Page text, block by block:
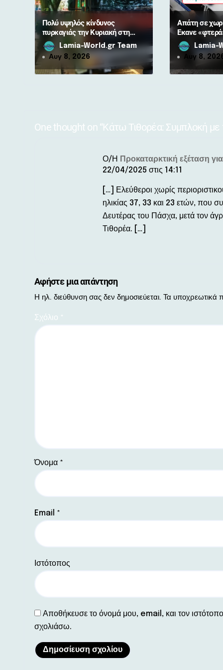
ρ
ω
ν
Πολύ υψηλός κίνδυνος
πυρκαγιάς την Κυριακή στη
Φθιώτιδα: Απαγόρευση
κυκλοφορίας σε δάση και
περιοχές NATURA
Lamia-World.gr Team
Αυγ 8, 2026
Απάτη σε
Έκανε
10.000 ευρώ
Lamia-
Αυγ 8,
One thought on “Κάτω Τιθορέα: Συμπλοκή με
Ο/Η Προκαταρκτική εξέταση
22/04/2025 στις 14:11
[…] Ελεύθεροι χωρίς
ηλικίας 37, 33 και 23 ετών, που
Δευτέρας του Πάσχα, μετά τον
Τιθορέα. […]
Αφήστε μια απάντηση
Η ηλ. διεύθυνση σας δεν δημοσιεύεται. Τα υποχρεωτικά
Σχόλιο *
Όνομα *
Email *
Ιστότοπος
Αποθήκευσε το όνομά μου, email, και τον
σχολιάσω.